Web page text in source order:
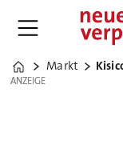
Home
Markt
ANZEIGE
ANZEIGE